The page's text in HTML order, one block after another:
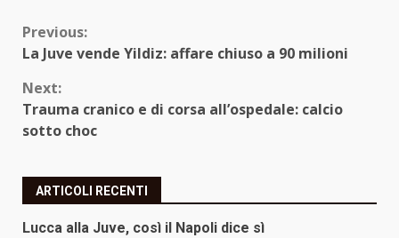
Continue
Previous:
La Juve vende Yildiz: affare chiuso a 90 milioni
Next:
Trauma cranico e di corsa all’ospedale: calcio
sotto choc
ARTICOLI RECENTI
Lucca alla Juve, così il Napoli dice sì